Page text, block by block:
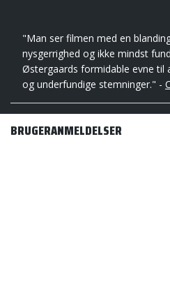
"Man ser filmen med en
nysgerrighed og ikke mindst
Østergaards formidable evne til
og underfundige stemninger." -
BRUGERANMELDELSER